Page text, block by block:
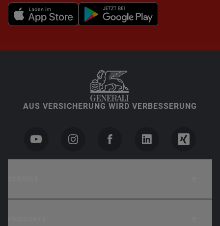
AUS VERSICHERUNG WIRD VERBESSERUNG